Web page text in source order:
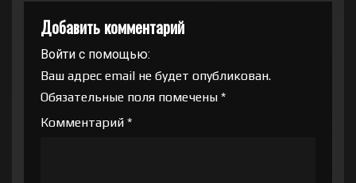
Добавить комментарий
Войти с помощью:
Ваш адрес email не будет опубликован.
Обязательные поля помечены *
Комментарий *